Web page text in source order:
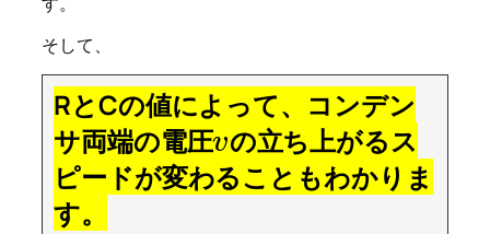
そして、
RとCの値によって、コンデン
サ両端の電圧vの立ち上がるス
ピードが変わることもわかりま
す。